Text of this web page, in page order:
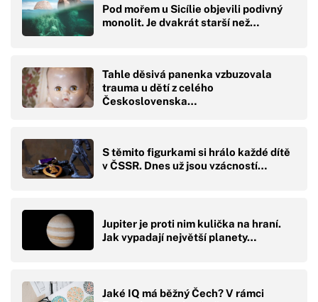
Pod mořem u Sicílie objevili podivný
monolit. Je dvakrát starší než…
Tahle děsivá panenka vzbuzovala
trauma u dětí z celého
Československa…
S těmito figurkami si hrálo každé dítě
v ČSSR. Dnes už jsou vzácností…
Jupiter je proti nim kulička na hraní.
Jak vypadají největší planety…
Jaké IQ má běžný Čech? V rámci